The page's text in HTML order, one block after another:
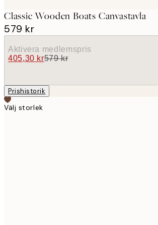
Classic Wooden Boats Canvastavla
579 kr
Aktivera medlemspris
405,30 kr579 kr
Prishistorik
Välj storlek